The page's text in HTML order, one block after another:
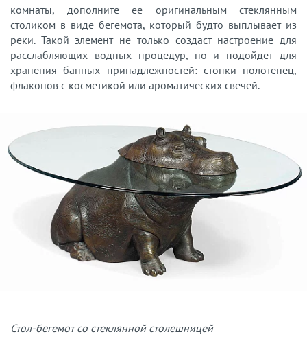
комнаты, дополните ее оригинальным стеклянным
столиком в виде бегемота, который будто выплывает из
реки. Такой элемент не только создаст настроение для
расслабляющих водных процедур, но и подойдет для
хранения банных принадлежностей: стопки полотенец,
флаконов с косметикой или ароматических свечей.
Стол-бегемот со стеклянной столешницей